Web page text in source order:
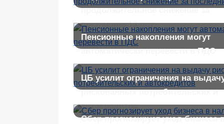
продолжительное снижение за
последние 13 лет
Пенсионные накопления могут
автоматически перевести в ПДС
ЦБ усилит ограничения на
рискованных потребительских и
автокредитов
Сбер прогнозирует уход бизнеса